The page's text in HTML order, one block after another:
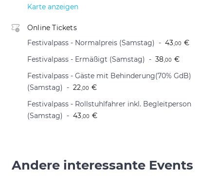
Karte anzeigen
Online Tickets
Festivalpass - Normalpreis (Samstag)
43,00 €
Festivalpass - Ermäßigt (Samstag)
38,00 €
Festivalpass - Gäste mit Behinderung(70% GdB)
(Samstag)
22,00 €
Festivalpass - Rollstuhlfahrer inkl. Begleitperson
(Samstag)
43,00 €
Andere interessante Events